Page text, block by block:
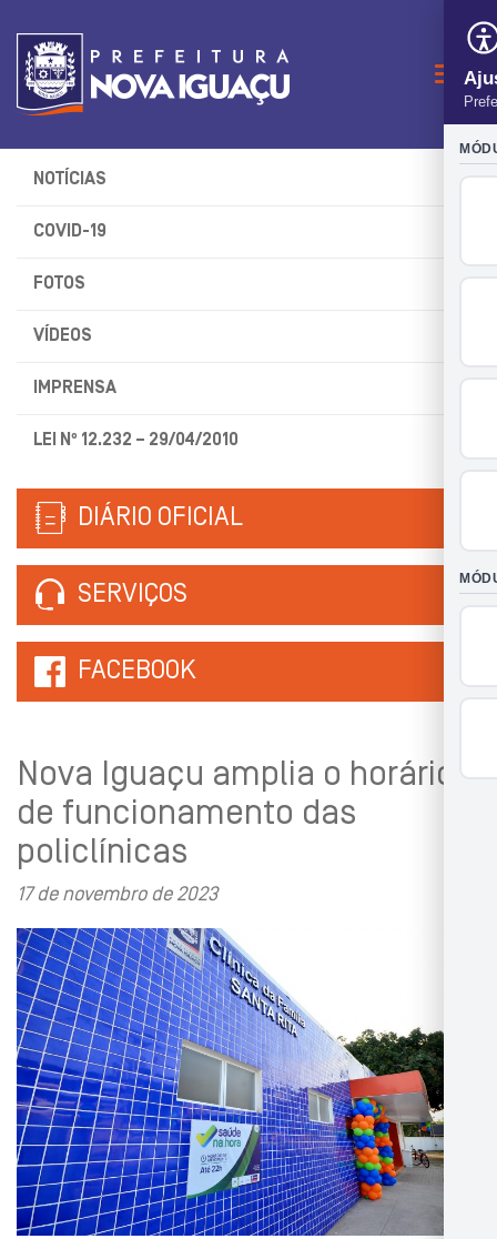
NOTÍCIAS
COVID-19
FOTOS
VÍDEOS
IMPRENSA
LEI Nº 12.232 – 29/04/2010
DIÁRIO OFICIAL
SERVIÇOS
FACEBOOK
Nova Iguaçu amplia o horário
de funcionamento das
policlínicas
17 de novembro de 2023